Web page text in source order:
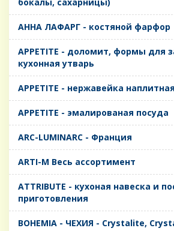
AHHA ЛАФАРГ - костяной фарфор
APPETITE - доломит, формы для
кухонная утварь
APPETITE - нержавейка
APPETITE - эмалированая посуда
ARC-LUMINARC - Франция
ARTI-M Весь ассортимент
ATTRIBUTE - кухоная навеска и
приготовления
BOHEMIA - ЧЕХИЯ - Crystalite,